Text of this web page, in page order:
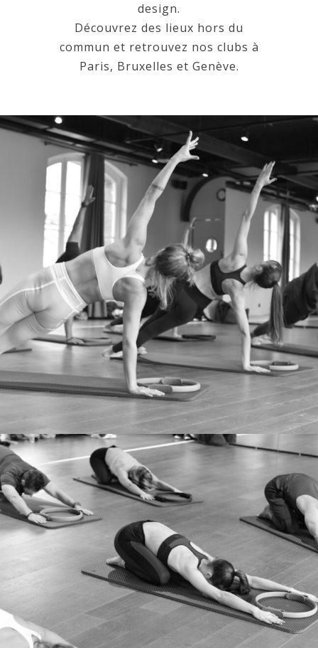
design.
Découvrez des lieux hors du
commun et retrouvez nos clubs à
Paris, Bruxelles et Genève.
ACTIVITÉS HOME
STUDIO DE YOGAS
Choisissez votre pratique selon vos
besoins pour cultiver l'harmonie
entre le corps et l'esprit.
ACTIVITÉS HOME
STUDIO DE
PILATES
Renforcez et tonifiez votre corps
tout en améliorant votre bien-être
mental.